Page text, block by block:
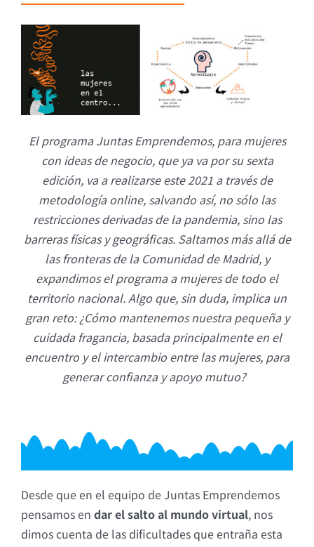
El programa Juntas Emprendemos, para mujeres
con ideas de negocio, que ya va por su sexta
edición, va a realizarse este 2021 a través de
metodología online, salvando así, no sólo las
restricciones derivadas de la pandemia, sino las
barreras físicas y geográficas. Saltamos más allá de
las fronteras de la Comunidad de Madrid, y
expandimos el programa a mujeres de todo el
territorio nacional. Algo que, sin duda, implica un
gran reto: ¿Cómo mantenemos nuestra pequeña y
cuidada fragancia, basada principalmente en el
encuentro y el intercambio entre las mujeres, para
generar confianza y apoyo mutuo?
Desde que en el equipo de Juntas Emprendemos
pensamos en dar el salto al mundo virtual, nos
dimos cuenta de las dificultades que entraña esta